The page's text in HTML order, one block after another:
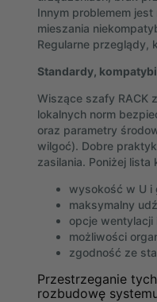
Innym problemem
mieszania
Regularne przeglądy,
Standardy,
Wiszące szafy RACK
lokalnych norm
oraz parametry
wilgoć). Dobre
zasilania. Poniżej
wysokość w U i
maksymalny
opcje wentylacji
możliwości
zgodność ze
Przestrzeganie
rozbudowę